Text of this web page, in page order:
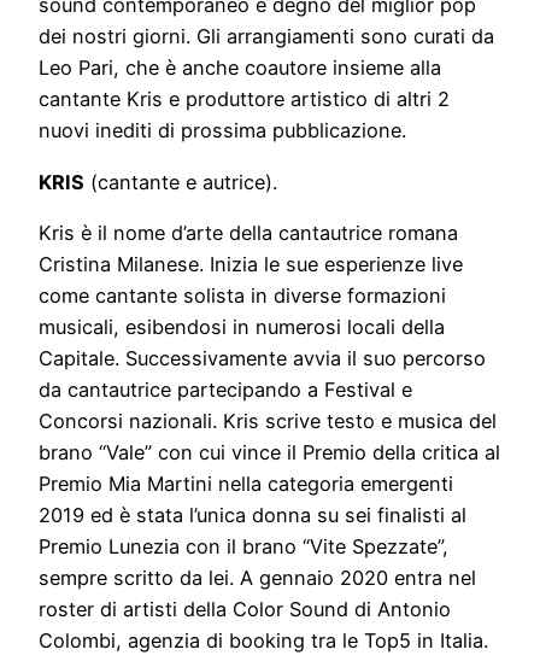
sound contemporaneo e degno del miglior pop
dei nostri giorni. Gli arrangiamenti sono curati da
Leo Pari, che è anche coautore insieme alla
cantante Kris e produttore artistico di altri 2
nuovi inediti di prossima pubblicazione.
KRIS (cantante e autrice).
Kris è il nome d’arte della cantautrice romana
Cristina Milanese. Inizia le sue esperienze live
come cantante solista in diverse formazioni
musicali, esibendosi in numerosi locali della
Capitale. Successivamente avvia il suo percorso
da cantautrice partecipando a Festival e
Concorsi nazionali. Kris scrive testo e musica del
brano “Vale” con cui vince il Premio della critica al
Premio Mia Martini nella categoria emergenti
2019 ed è stata l’unica donna su sei finalisti al
Premio Lunezia con il brano “Vite Spezzate”,
sempre scritto da lei. A gennaio 2020 entra nel
roster di artisti della Color Sound di Antonio
Colombi, agenzia di booking tra le Top5 in Italia.